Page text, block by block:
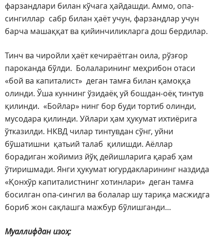
фарзандлари билан кўчага ҳайдашди. Аммо, опа-
сингиллар сабр билан ҳаёт учун, фарзандлар учун
барча машаққат ва қийинчиликларга дош бердилар.
Тинч ва чиройли ҳаёт кечираётган оила, рўзғор
пароканда бўлди. Болаларининг меҳрибон отаси
«бой ва капиталист» деган тамға билан қамоққа
олинди. Ўша куннинг ўзидаёқ уй бошдан-оёқ тинтув
қилинди. «Бойлар» нинг бор буди тортиб олинди,
мусодара қилинди. Уйлари ҳам ҳукумат ихтиёрига
ўтказилди. НКВД чилар тинтувдан сўнг, уйни
бўшатишни қатьий талаб қилишди. Аёллар
борадиган жойимиз йўқ дейишларига қараб ҳам
ўтиришмади. Янги ҳукумат югурдакларининг наздида
«Қонхўр капиталистнинг хотинлари» деган тамға
босилган опа-сингил ва болалар шу тариқа масжидга
бориб жон сақлашга мажбур бўлишганди…
Муаллифдан изоҳ: